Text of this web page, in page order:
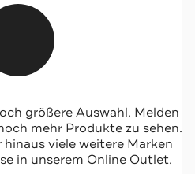
größere Auswahl. Melden
mehr Produkte zu sehen.
viele weitere Marken
in unserem Online Outlet.